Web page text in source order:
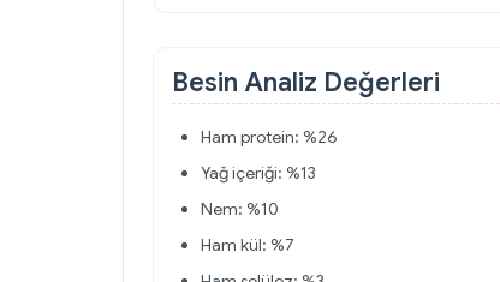
Besin Analiz Değerleri
Ham protein: %26
Yağ içeriği: %13
Nem: %10
Ham kül: %7